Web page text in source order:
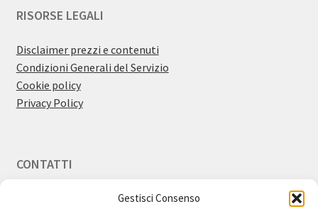
Gestisci Consenso
RISORSE LEGALI
Disclaimer prezzi e contenuti
Condizioni Generali del Servizio
Cookie policy
Privacy Policy
CONTATTI
info@bestdiscount.it